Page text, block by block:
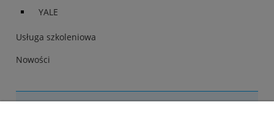
YALE
Usługa szkoleniowa
Nowości